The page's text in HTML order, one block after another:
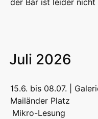
der Bar ist leider nicht
Juli 2026
15.6. bis 08.07. |
Mailänder Platz
Mikro-Lesung